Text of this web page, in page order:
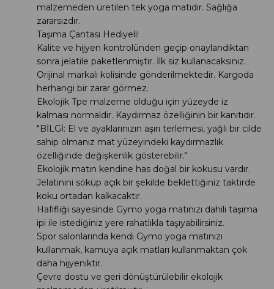
malzemeden üretilen tek yoga matıdır. Sağlığa
zararsızdır.
Taşıma Çantası Hediyeli!
Kalite ve hijyen kontrolünden geçip onaylandıktan
sonra jelatile paketlenmiştir. İlk siz kullanacaksınız.
Orijinal markalı kolisinde gönderilmektedir. Kargoda
herhangi bir zarar görmez.
Ekolojik Tpe malzeme olduğu için yüzeyde iz
kalması normaldir. Kaydırmaz özelliğinin bir kanıtıdır.
"BİLGİ: El ve ayaklarınızın aşırı terlemesi, yağlı bir cilde
sahip olmanız mat yüzeyindeki kaydırmazlık
özelliğinde değişkenlik gösterebilir."
Ekolojik matın kendine has doğal bir kokusu vardır.
Jelatinini söküp açık bir şekilde beklettiğiniz taktirde
koku ortadan kalkacaktır.
Hafifliği sayesinde Gymo yoga matınızı dahili taşıma
ipi ile istediğiniz yere rahatlıkla taşıyabilirsiniz.
Spor salonlarında kendi Gymo yoga matınızı
kullanmak, kamuya açık matları kullanmaktan çok
daha hijyeniktir.
Çevre dostu ve geri dönüştürülebilir ekolojik